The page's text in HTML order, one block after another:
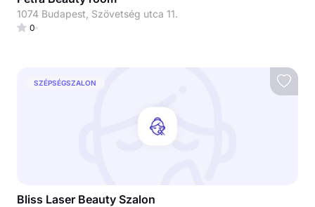
1074 Budapest, Szövetség utca 11.
0
SZÉPSÉGSZALON
Bliss Laser Beauty Szalon